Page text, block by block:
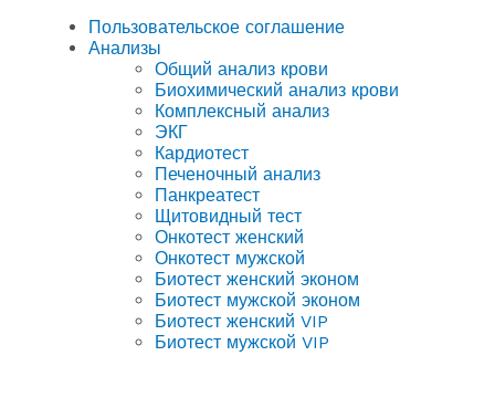
Пользовательское соглашение
Анализы
Общий анализ крови
Биохимический анализ крови
Комплексный анализ
ЭКГ
Кардиотест
Печеночный анализ
Панкреатест
Щитовидный тест
Онкотест женский
Онкотест мужской
Биотест женский эконом
Биотест мужской эконом
Биотест женский VIP
Биотест мужской VIP